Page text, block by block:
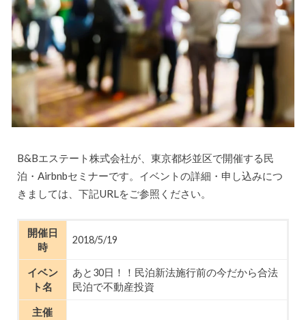
B&Bエステート株式会社が、東京都杉並区で開催する民
泊・Airbnbセミナーです。イベントの詳細・申し込みにつ
きましては、下記URLをご参照ください。
開催日
時
2018/5/19
イベン
ト名
あと30日！！民泊新法施行前の今だから合法
民泊で不動産投資
主催